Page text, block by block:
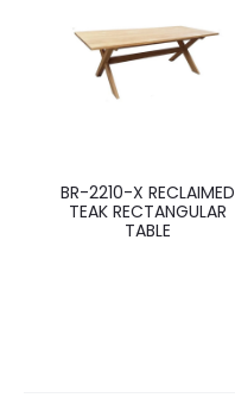
BR-2210-X RECLAIMED
TEAK RECTANGULAR
TABLE